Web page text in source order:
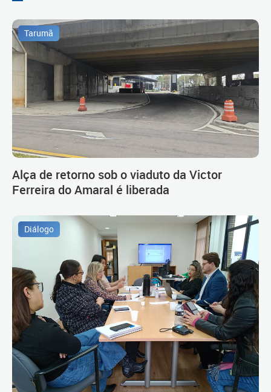
Tarumã
Alça de retorno sob o viaduto da Victor
Ferreira do Amaral é liberada
Diálogo